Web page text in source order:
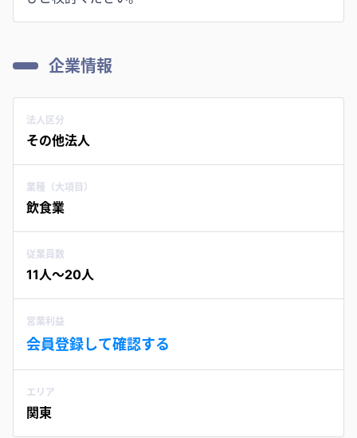
企業情報
法人区分
その他法人
業種（大項目）
飲食業
従業員数
11人〜20人
営業利益
会員登録して確認する
エリア
関東